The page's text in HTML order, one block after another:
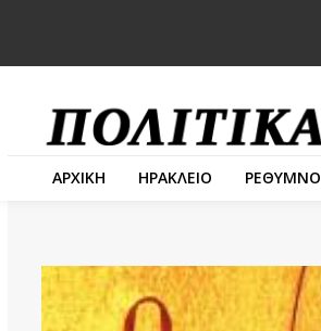
ΑΡΧΙΚΗ ΗΡΑΚΛΕΙΟ ΡΕΘΥΜΝΟ